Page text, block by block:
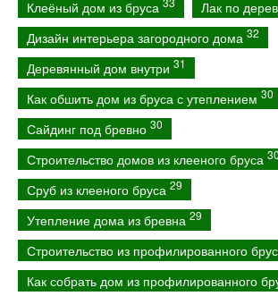
Клеёный дом из бруса Лак по
Дизайн интерьера загородного дома 32
Деревянный дом внутри 31
Как обшить дом из бруса с утеплением 30
Сайдинг под бревно 30
Строительство домов из клееного бруса 30
Сруб из клееного бруса 29
Утепление дома из бревна 29
Строительство из профилированного
Как собрать дом из профилированного